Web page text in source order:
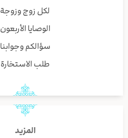
لكل زوج وزوجة
الوصايا الأربعون
سؤالكم وجوابنا
طلب الاستخارة
المزيد